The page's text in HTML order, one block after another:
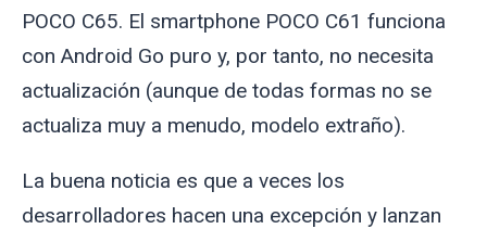
POCO C65. El smartphone POCO C61 funciona
con Android Go puro y, por tanto, no necesita
actualización (aunque de todas formas no se
actualiza muy a menudo, modelo extraño).
La buena noticia es que a veces los
desarrolladores hacen una excepción y lanzan